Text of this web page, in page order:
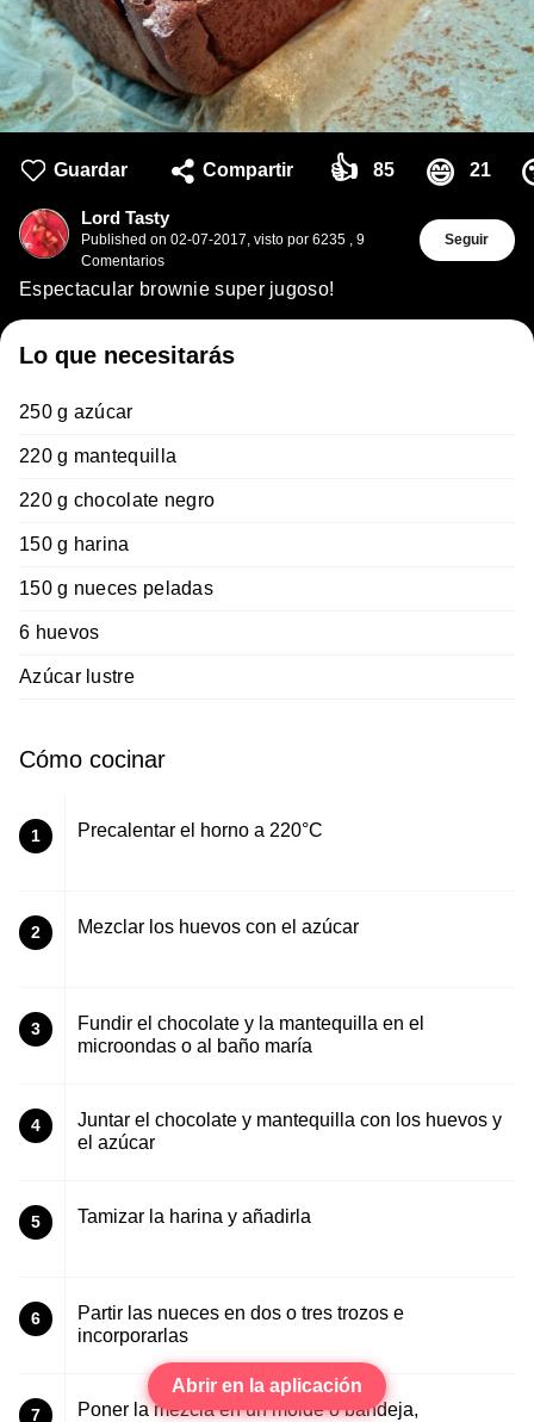
Guardar Compartir 👍 85 😄 21
Lord Tasty
Published on 02-07-2017, visto por 6235 , 9
Comentarios
Seguir
Espectacular brownie super jugoso!
Lo que necesitarás
250 g azúcar
220 g mantequilla
220 g chocolate negro
150 g harina
150 g nueces peladas
6 huevos
Azúcar lustre
Cómo cocinar
1 Precalentar el horno a 220°C
2 Mezclar los huevos con el azúcar
3
Fundir el chocolate y la mantequilla en el
microondas o al baño maría
4
Juntar el chocolate y mantequilla con los huevos y
el azúcar
5 Tamizar la harina y añadirla
6
Partir las nueces en dos o tres trozos e
incorporarlas
7 Poner la mezcla en un molde o bandeja,
Abrir en la aplicación